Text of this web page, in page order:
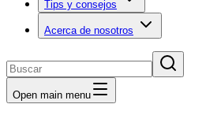
Tips y consejos
Acerca de nosotros
Open main menu